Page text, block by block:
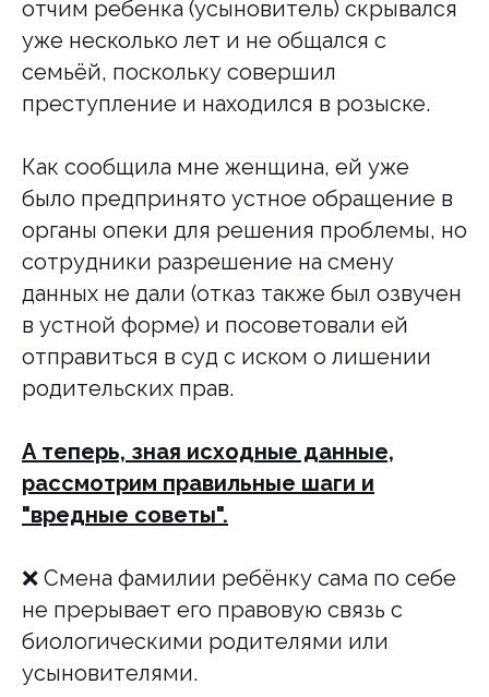
отчим ребенка (усыновитель) скрывался
уже несколько лет и не общался с
семьёй, поскольку совершил
преступление и находился в розыске.
Как сообщила мне женщина, ей уже
было предпринято устное обращение в
органы опеки для решения проблемы, но
сотрудники разрешение на смену
данных не дали (отказ также был озвучен
в устной форме) и посоветовали ей
отправиться в суд с иском о лишении
родительских прав.
А теперь, зная исходные данные,
рассмотрим правильные шаги и
"вредные советы".
❌️ Смена фамилии ребёнку сама по себе
не прерывает его правовую связь с
биологическими родителями или
усыновителями.